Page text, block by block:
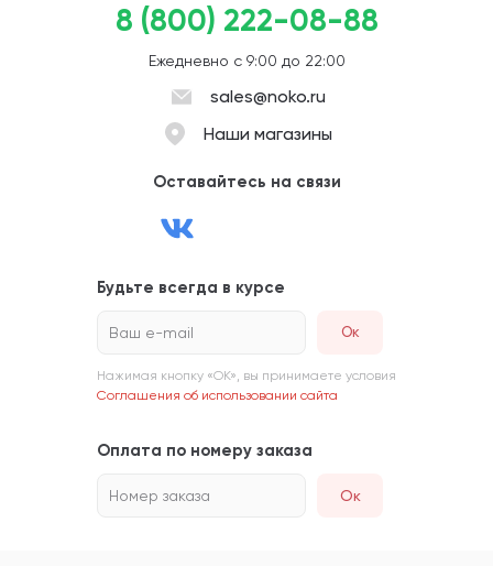
8 (800) 222-08-88
Ежедневно с 9:00 до 22:00
sales@noko.ru
Наши магазины
Оставайтесь на связи
Будьте всегда в курсе
Ваш e-mail
Нажимая кнопку «ОК», вы принимаете условия
Соглашения об использовании сайта
Оплата по номеру заказа
Номер заказа Ок